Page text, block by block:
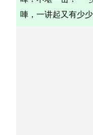
唓，一讲起又有少